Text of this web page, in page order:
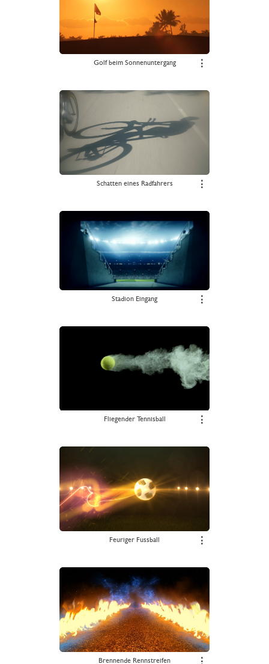
Golf beim Sonnenuntergang ⋮
Schatten eines Radfahrers ⋮
Stadion Eingang ⋮
Fliegender Tennisball ⋮
Feuriger Fussball ⋮
Brennende Rennstreifen ⋮